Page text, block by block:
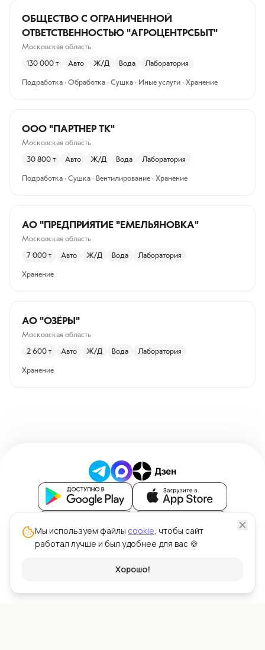
Мы используем файлы cookie, чтобы сайт
работал лучше и был удобнее для вас 🍪
Хорошо!
ОБЩЕСТВО С ОГРАНИЧЕННОЙ
ОТВЕТСТВЕННОСТЬЮ "АГРОЦЕНТРСБЫТ"
Московская область
130 000 т Авто Ж/Д Вода Лаборатория
Подработка · Обработка · Сушка · Иные услуги · Хранение
ООО "ПАРТНЕР ТК"
Московская область
30 800 т Авто Ж/Д Вода Лаборатория
Подработка · Сушка · Вентилирование · Хранение
АО "ПРЕДПРИЯТИЕ "ЕМЕЛЬЯНОВКА"
Московская область
7 000 т Авто Ж/Д Вода Лаборатория
Хранение
АО "ОЗЁРЫ"
Московская область
2 600 т Авто Ж/Д Вода Лаборатория
Хранение
Блог
Политика обработки персональных данных
© ООО "Силк" 2026 | Цена Зерна™